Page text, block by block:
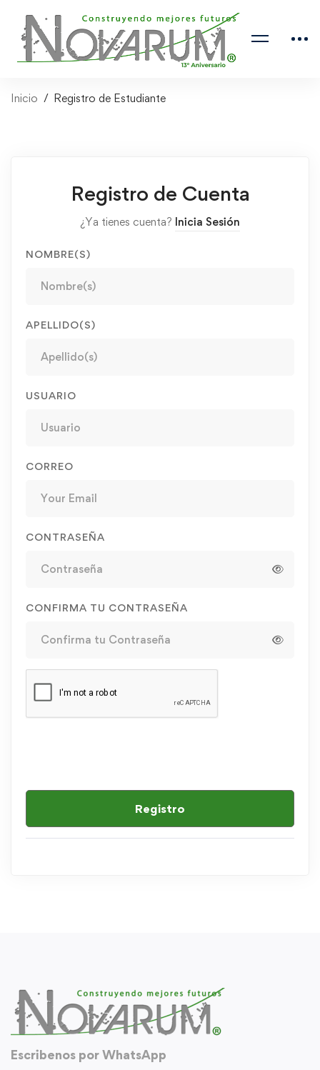
Inicio Registro de Estudiante
Registro de Cuenta
¿Ya tienes cuenta? Inicia Sesión
NOMBRE(S)
APELLIDO(S)
USUARIO
CORREO
CONTRASEÑA
CONFIRMA TU CONTRASEÑA
Registro
Escribenos por WhatsApp